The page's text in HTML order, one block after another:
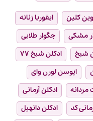
ایفوریا زنانه
جگوار طلایی
ادکلن شیخ ۷۷
لورن وای
ادکلن آرمانی
ادکلن دانهیل